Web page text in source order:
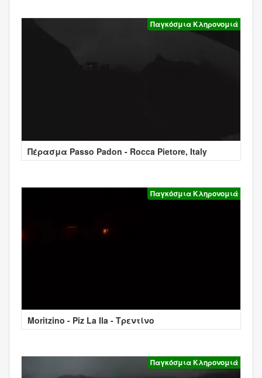
Παγκόσμια Κληρονομιά
Πέρασμα Passo Padon - Rocca Pietore, Italy
Παγκόσμια Κληρονομιά
Moritzino - Piz La Ila - Τρεντίνο
Παγκόσμια Κληρονομιά